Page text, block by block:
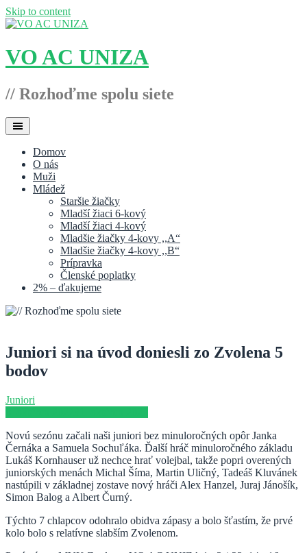
Skip to content
VO AC UNIZA
// Rozhoďme spolu siete
Domov
O nás
Muži
Mládež
Staršie žiačky
Mladší žiaci 6-kový
Mladší žiaci 4-kový
Mladšie žiačky 4-kovy ,,A“
Mladšie žiačky 4-kovy ,,B“
Prípravka
Členské poplatky
2% – ďakujeme
Juniori si na úvod doniesli zo Zvolena 5
bodov
Juniori
Novú sezónu začali naši juniori bez minuloročných opôr Janka
Černáka a Samuela Sochuľáka. Ďalší hráč minuloročného základu
Lukáš Kornhauser už nechce hrať volejbal, takže popri overených
juniorských menách Michal Šíma, Martin Uličný, Tadeáš Kluvánek
nastúpili v základnej zostave nový hráči Alex Hanzel, Juraj Jánošík,
Simon Balog a Albert Čurný.
Týchto 7 chlapcov odohralo obidva zápasy a bolo šťastím, že prvé
kolo bolo s relatívne slabším Zvolenom.